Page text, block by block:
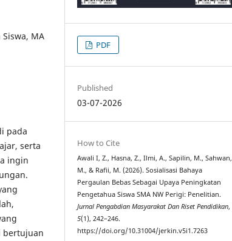
MA
pada
serta
ingin
bertujuan
PDF
Published
03-07-2026
How to Cite
Awali I, Z., Hasna, Z., Ilmi, A., Sapilin, M., Sahwan,
M., & Rafii, M. (2026). Sosialisasi Bahaya
Pergaulan Bebas Sebagai Upaya Peningkatan
Pengetahua Siswa SMA NW Perigi: Penelitian.
Jurnal Pengabdian Masyarakat Dan Riset Pendidikan,
5(1), 242–246.
https://doi.org/10.31004/jerkin.v5i1.7263